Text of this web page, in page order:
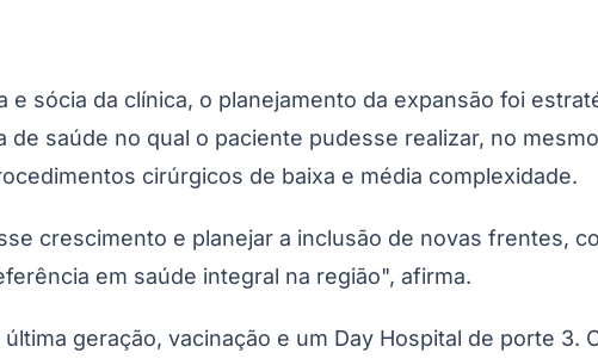
sócia da clínica, o planejamento da expansão foi
saúde no qual o paciente pudesse realizar, no
cirúrgicos de baixa e média complexidade.
crescimento e planejar a inclusão de novas frentes,
em saúde integral na região", afirma.
geração, vacinação e um Day Hospital de porte 3.